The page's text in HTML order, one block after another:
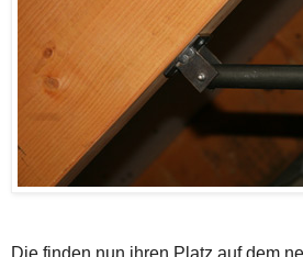
Die finden nun ihren Platz auf dem